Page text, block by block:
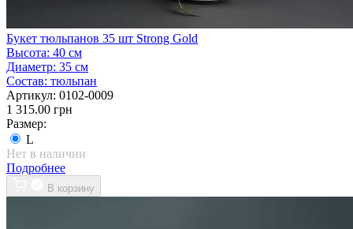
Букет тюльпанов 35 шт Strong Gold
Высота: 40 см
Диаметр: 35 см
Состав: тюльпан
Артикул: 0102-0009
1 315.00 грн
Размер:
L
Нет в наличии
Подробнее
В корзину